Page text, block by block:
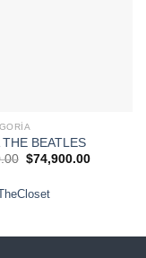
BEATLES
El
era:
$74,900.00El